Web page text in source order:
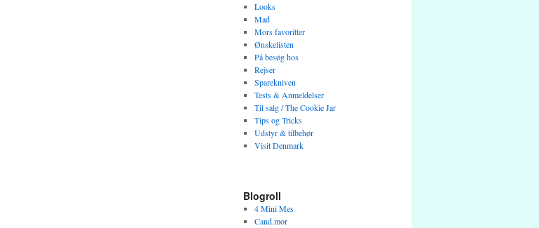
Looks
Mad
Mors favoritter
Ønskelisten
På besøg hos
Rejser
Sparekniven
Tests & Anmeldelser
Til salg / The Cookie Jar
Tips og Tricks
Udstyr & tilbehør
Visit Denmark
Blogroll
4 Mini Mes
Cand.mor